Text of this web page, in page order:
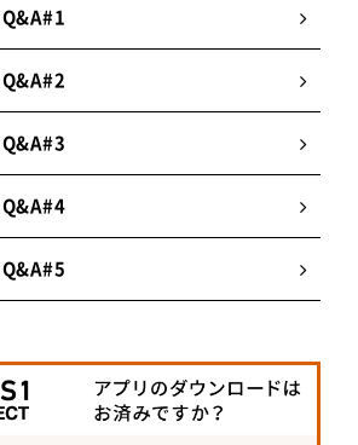
抑えて、光の存在だけを感じさせ
「照明に見えない照明」がコンセ
は一般的なダウンライトと変わら
プも
を自由に変えられる調光・調色タ
夕方から夜間はベースの照度や色
ど、オフィスやショップなどの空
。
株式会社